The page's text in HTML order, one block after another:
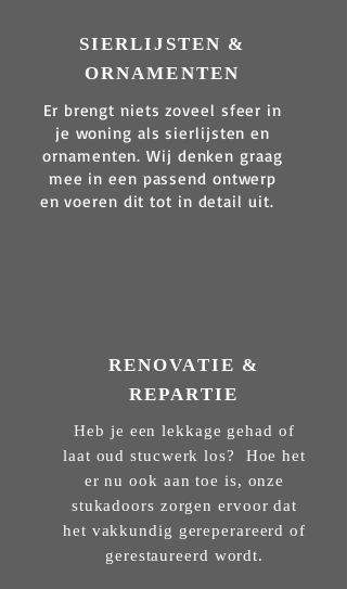
SIERLIJSTEN &
ORNAMENTEN
Er brengt niets zoveel sfeer in
je woning als sierlijsten en
ornamenten. Wij denken graag
mee in een passend ontwerp
en voeren dit tot in detail uit.
RENOVATIE &
REPARTIE
Heb je een lekkage gehad of
laat oud stucwerk los? Hoe het
er nu ook aan toe is, onze
stukadoors zorgen ervoor dat
het vakkundig gereperareerd of
gerestaureerd wordt.